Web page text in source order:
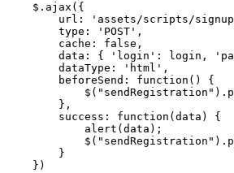
    $.ajax({
url: 'assets/scripts/
        type: 'POST',
        cache: false,
data: { 'login': login,
        dataType: 'html',
        beforeSend: function() {
        },
        success: function(data) {
            alert(data);
        }
    })